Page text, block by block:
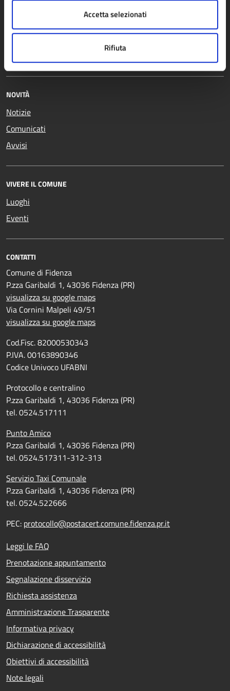
Accetta selezionati
Rifiuta
Educazione e formazione
NOVITÀ
Notizie
Comunicati
Avvisi
VIVERE IL COMUNE
Luoghi
Eventi
CONTATTI
Comune di Fidenza
P.zza Garibaldi 1, 43036 Fidenza (PR)
visualizza su google maps
Via Cornini Malpeli 49/51
visualizza su google maps
Cod.Fisc. 82000530343
P.IVA. 00163890346
Codice Univoco UFABNI
Protocollo e centralino
P.zza Garibaldi 1, 43036 Fidenza (PR)
tel. 0524.517111
Punto Amico
P.zza Garibaldi 1, 43036 Fidenza (PR)
tel. 0524.517311-312-313
Servizio Taxi Comunale
P.zza Garibaldi 1, 43036 Fidenza (PR)
tel. 0524.522666
PEC: protocollo@postacert.comune.fidenza.pr.it
Leggi le FAQ
Prenotazione appuntamento
Segnalazione disservizio
Richiesta assistenza
Amministrazione Trasparente
Informativa privacy
Dichiarazione di accessibilità
Obiettivi di accessibilità
Note legali